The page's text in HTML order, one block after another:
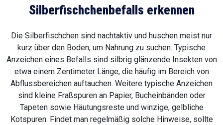
Silberfischchenbefalls erkennen
Die Silberfischchen sind nachtaktiv und huschen meist nur
kurz über den Boden, um Nahrung zu suchen. Typische
Anzeichen eines Befalls sind silbrig glänzende Insekten von
etwa einem Zentimeter Länge, die häufig im Bereich von
Abflussbereichen auftauchen. Weitere typische Anzeichen
sind kleine Fraßspuren an Papier, Bucheinbänden oder
Tapeten sowie Häutungsreste und winzige, gelbliche
Kotspuren. Findet man regelmäßig solche Hinweise, sollte